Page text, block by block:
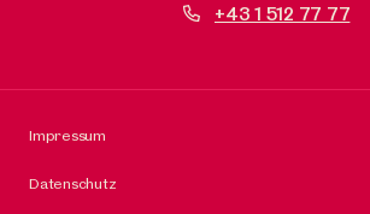
+43 1 512 77 77
Impressum
Datenschutz